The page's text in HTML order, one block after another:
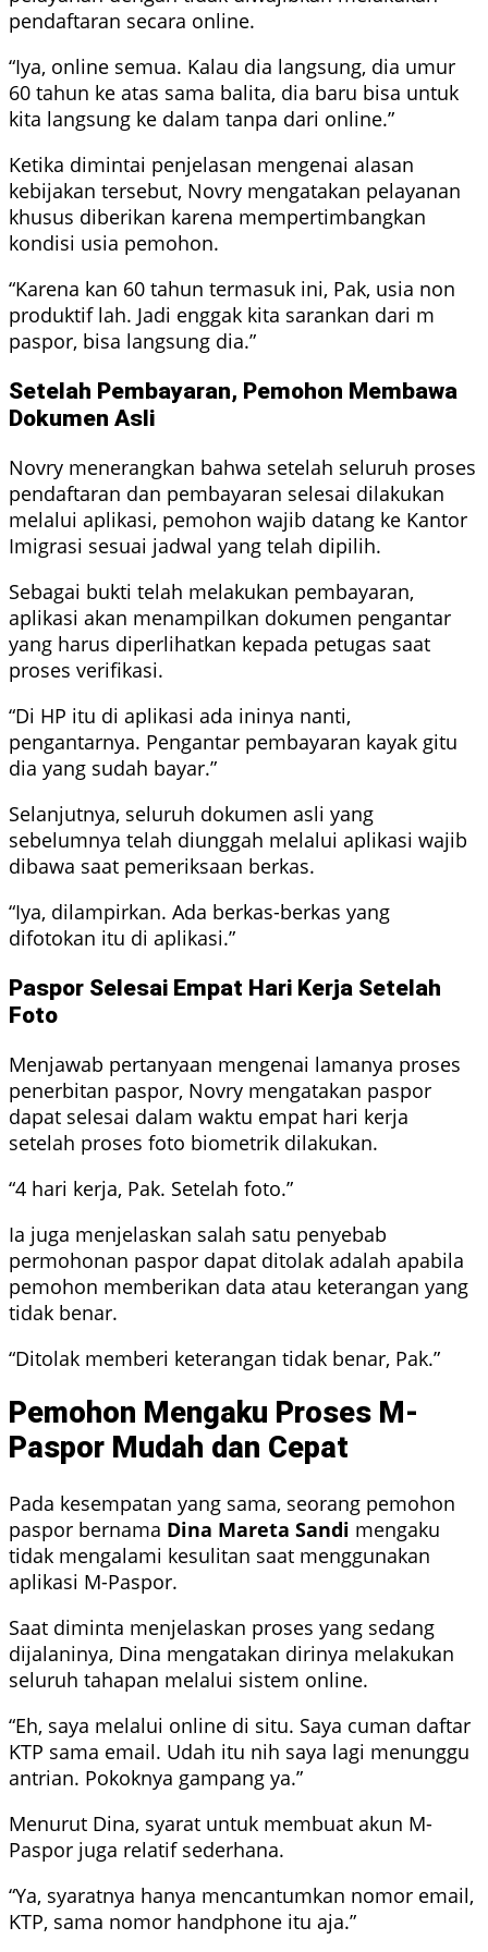
pendaftaran secara online.
“Iya, online semua. Kalau dia langsung, dia umur
60 tahun ke atas sama balita, dia baru bisa untuk
kita langsung ke dalam tanpa dari online.”
Ketika dimintai penjelasan mengenai alasan
kebijakan tersebut, Novry mengatakan pelayanan
khusus diberikan karena mempertimbangkan
kondisi usia pemohon.
“Karena kan 60 tahun termasuk ini, Pak, usia non
produktif lah. Jadi enggak kita sarankan dari m
paspor, bisa langsung dia.”
Setelah Pembayaran, Pemohon Membawa
Dokumen Asli
Novry menerangkan bahwa setelah seluruh proses
pendaftaran dan pembayaran selesai dilakukan
melalui aplikasi, pemohon wajib datang ke Kantor
Imigrasi sesuai jadwal yang telah dipilih.
Sebagai bukti telah melakukan pembayaran,
aplikasi akan menampilkan dokumen pengantar
yang harus diperlihatkan kepada petugas saat
proses verifikasi.
“Di HP itu di aplikasi ada ininya nanti,
pengantarnya. Pengantar pembayaran kayak gitu
dia yang sudah bayar.”
Selanjutnya, seluruh dokumen asli yang
sebelumnya telah diunggah melalui aplikasi wajib
dibawa saat pemeriksaan berkas.
“Iya, dilampirkan. Ada berkas-berkas yang
difotokan itu di aplikasi.”
Paspor Selesai Empat Hari Kerja Setelah
Foto
Menjawab pertanyaan mengenai lamanya proses
penerbitan paspor, Novry mengatakan paspor
dapat selesai dalam waktu empat hari kerja
setelah proses foto biometrik dilakukan.
“4 hari kerja, Pak. Setelah foto.”
Ia juga menjelaskan salah satu penyebab
permohonan paspor dapat ditolak adalah apabila
pemohon memberikan data atau keterangan yang
tidak benar.
“Ditolak memberi keterangan tidak benar, Pak.”
Pemohon Mengaku Proses M-
Paspor Mudah dan Cepat
Pada kesempatan yang sama, seorang pemohon
paspor bernama Dina Mareta Sandi mengaku
tidak mengalami kesulitan saat menggunakan
aplikasi M-Paspor.
Saat diminta menjelaskan proses yang sedang
dijalaninya, Dina mengatakan dirinya melakukan
seluruh tahapan melalui sistem online.
“Eh, saya melalui online di situ. Saya cuman daftar
KTP sama email. Udah itu nih saya lagi menunggu
antrian. Pokoknya gampang ya.”
Menurut Dina, syarat untuk membuat akun M-
Paspor juga relatif sederhana.
“Ya, syaratnya hanya mencantumkan nomor email,
KTP, sama nomor handphone itu aja.”